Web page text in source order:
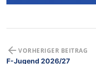
VORHERIGER BEITRAG
F-Jugend 2026/27